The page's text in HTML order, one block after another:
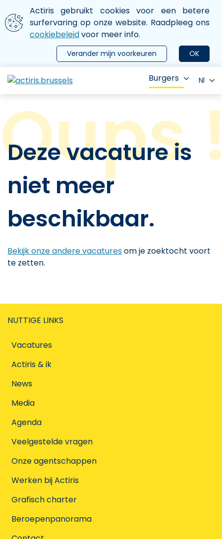
Aller au contenu principal
We gebruiken cookies
Actiris gebruikt cookies voor een betere
surfervaring op onze website. Raadpleeg ons
cookiebeleidvoor meer info.
OK
Verander mijn voorkeuren
le menu
Burgers Nl
Deze vacature is
niet meer
beschikbaar.
Bekijk onze andere vacaturesom je zoektocht voort
te zetten.
NUTTIGE LINKS
Vacatures
Actiris & ik
News
Media
Agenda
Veelgestelde vragen
Onze agentschappen
Werken bij Actiris
Grafisch charter
Beroepenpanorama